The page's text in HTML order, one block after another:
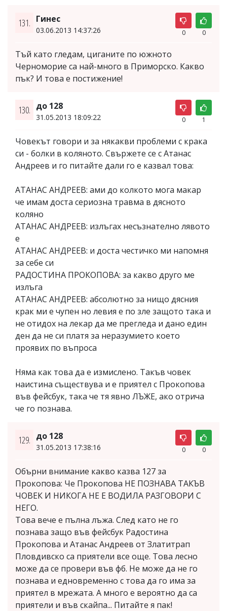
131. Гинес
03.06.2013 14:37:26 0 0
Тъй като гледам, циганите по южното
Черноморие са най-много в Приморско. Какво
пък? И това е постижение!
130. до 128
31.05.2013 18:09:22 0 1
Човекът говори и за някакви проблеми с крака
си - болки в коляното. Свържете се с Атанас
Андреев и го питайте дали го е казвал това:
АТАНАС АНДРЕЕВ: ами до колкото мога макар
че имам доста сериозна травма в дясното
коляно
АТАНАС АНДРЕЕВ: излъгах несъзнателно лявото
е
АТАНАС АНДРЕЕВ: и доста честичко ми напомня
за себе си
РАДОСТИНА ПРОКОПОВА: за какво друго ме
излъга
АТАНАС АНДРЕЕВ: абсолютно за нищо дясния
крак ми е чупен но левия е по зле защото така и
не отидох на лекар да ме прегледа и дано един
ден да не си платя за неразумието което
проявих по въпроса
Няма как това да е измислено. Такъв човек
наистина съществува и е приятел с Прокопова
във фейсбук, така че тя явно ЛЪЖЕ, ако отрича
че го познава.
129. до 128
31.05.2013 17:38:16 0 0
Обърни внимание какво казва 127 за
Прокопова: Че Прокопова НЕ ПОЗНАВА ТАКЪВ
ЧОВЕК И НИКОГА НЕ Е ВОДИЛА РАЗГОВОРИ С
НЕГО.
Това вече е пълна лъжа. След като не го
познава защо във фейсбук Радостина
Прокопова и Атанас Андреев от Златитрап
Пловдивско са приятели все още. Това лесно
може да се провери във фб. Не може да не го
познава и едновременно с това да го има за
приятел в мрежата. А много е вероятно да са
приятели и във скайпа... Питайте я пак!